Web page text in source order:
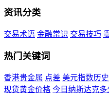
资讯分类
交易术语 金融常识 交易技巧
热门关键词
香港贵金属 点差 美元指数历
现货黄金价格 今日纳斯达克多